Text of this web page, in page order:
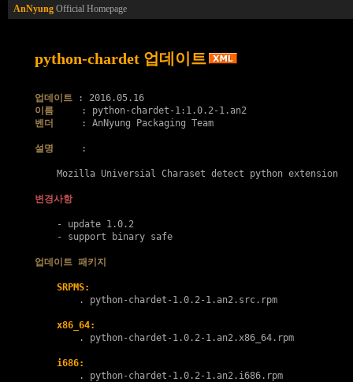
AnNyung Official Homepage
python-chardet 업데이트
업데이트
이름
벤더
     : AnNyung Packaging Team
설명
     :
    Mozilla Universial Charaset detect python extension
변경사항
    - update 1.0.2
    - support binary safe
업데이트 패키지
SRPMS:
        .
python-chardet-1.0.2-1.an2.src.rpm
x86_64:
        .
python-chardet-1.0.2-1.an2.x86_64.rpm
i686:
        .
python-chardet-1.0.2-1.an2.i686.rpm